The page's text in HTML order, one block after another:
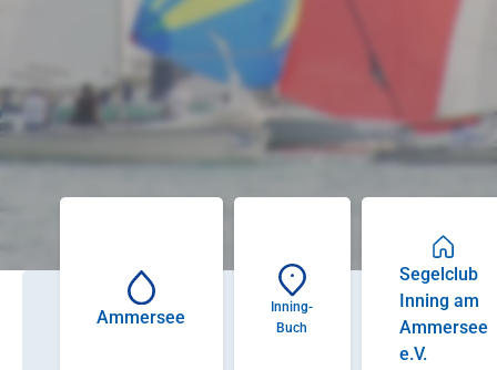
Ammersee
Inning-
Buch
Segelclub
Inning am
Ammersee
e.V.